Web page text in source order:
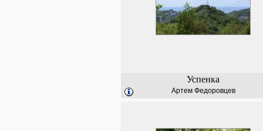
Успенка
Артем Федоровцев